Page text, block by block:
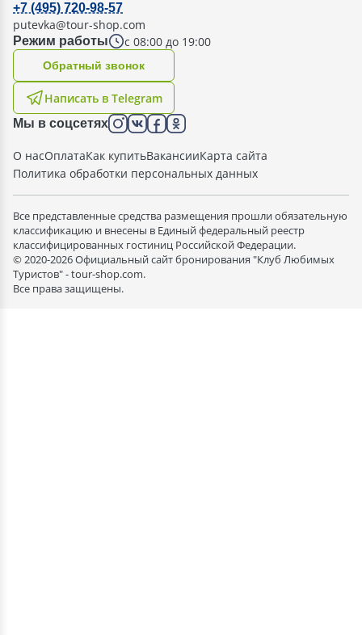
Режим работы с 08:00 до 19:00
+7 (495) 720-98-57
putevka@tour-shop.com
Написать в Telegram
Oбратный звонок
Мы в соцсетях
О насОплатаКак купитьВакансииКарта сайта
Политика обработки персональных данных
Все представленные средства размещения прошли обязательную
классификацию и внесены в Единый федеральный реестр
классифицированных гостиниц Российской Федерации.
© 2020-2026 Официальный сайт бронирования "Клуб Любимых
Туристов" - tour-shop.com.
Все права защищены.